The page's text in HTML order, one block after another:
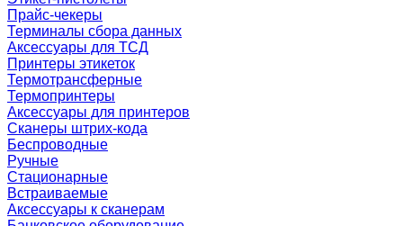
Прайс-чекеры
Терминалы сбора данных
Аксессуары для ТСД
Принтеры этикеток
Термотрансферные
Термопринтеры
Аксессуары для принтеров
Сканеры штрих-кода
Беспроводные
Ручные
Стационарные
Встраиваемые
Аксессуары к сканерам